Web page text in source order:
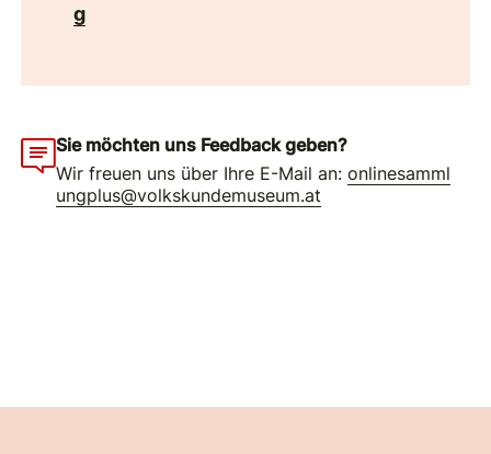
g
Sie möchten uns Feedback geben?
Wir freuen uns über Ihre E-Mail an:onlinesamml
ungplus@volkskundemuseum.at